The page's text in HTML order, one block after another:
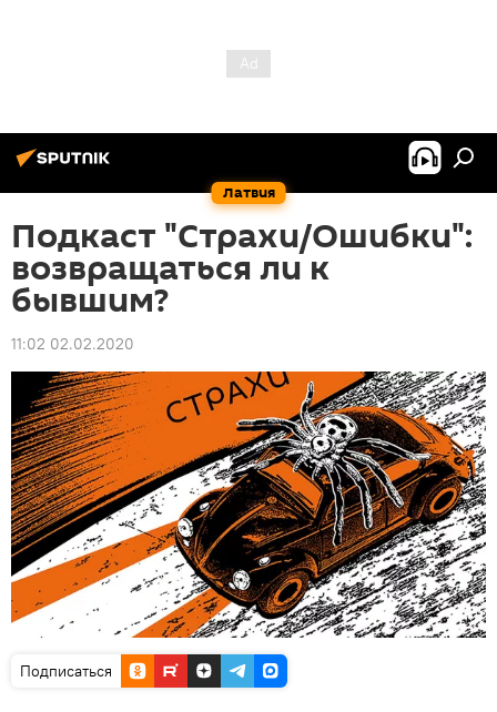
Латвия
Подкаст "Страхи/Ошибки":
возвращаться ли к
бывшим?
11:02 02.02.2020
Подписаться